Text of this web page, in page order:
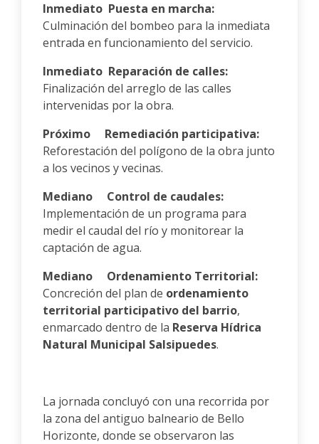
Inmediato Puesta en marcha:
Culminación del bombeo para la inmediata
entrada en funcionamiento del servicio.
Inmediato Reparación de calles:
Finalización del arreglo de las calles
intervenidas por la obra.
Próximo Remediación participativa:
Reforestación del polígono de la obra junto
a los vecinos y vecinas.
Mediano Control de caudales:
Implementación de un programa para
medir el caudal del río y monitorear la
captación de agua.
Mediano Ordenamiento Territorial:
Concreción del plan de ordenamiento
territorial participativo del barrio,
enmarcado dentro de la Reserva Hídrica
Natural Municipal Salsipuedes.
La jornada concluyó con una recorrida por
la zona del antiguo balneario de Bello
Horizonte, donde se observaron las